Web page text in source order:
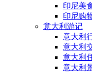
印尼美
印尼购
意大利游记
意大利
意大利
意大利
意大利